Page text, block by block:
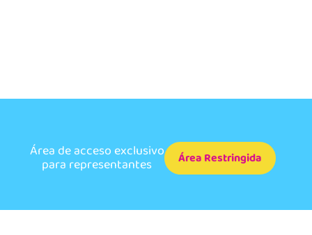
Área de acceso exclusivo
para representantes Área Restringida